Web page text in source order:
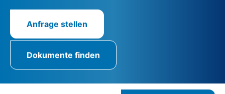
Anfrage stellen
Dokumente finden